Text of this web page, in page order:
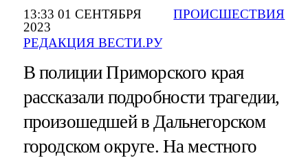
13:33 01 СЕНТЯБРЯ
2023
РЕДАКЦИЯ ВЕСТИ.РУ
ПРОИСШЕСТВИЯ
В полиции Приморского края
рассказали подробности трагедии,
произошедшей в Дальнегорском
городском округе. На местного